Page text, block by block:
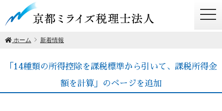
ホーム 新着情報
「14種類の所得控除を課税標準から引いて、課税所得金
額を計算」のページを追加